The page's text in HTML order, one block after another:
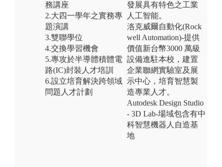
務講座
2.大四一學年之實務專
題演講
3.雙聯學位
4.交換學習機會
5.專攻於半導體積體電
路(IC)封裝人才培訓
6.設立培育解決跨領域
問題人才計劃
發展具有特色之工業
人工智能。
洛克威爾自動化(Rock
well Automation)-提供
價值新台幣3000 萬級
設備進駐本校，建置
企業聯網實驗室及展
示中心，培育智慧製
造專業人才。
Autodesk Design Studio
- 3D Lab-場域包含有中
科智慧機器人自造基
地